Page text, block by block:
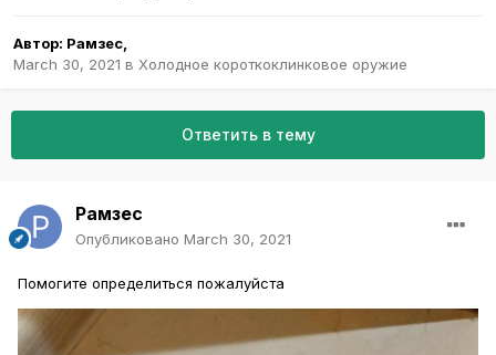
Автор: Рамзес
March 30, 2021 в Холодное короткоклинковое оружие
Ответить в тему
Рамзес
Опубликовано March 30, 2021
Помогите определиться пожалуйста